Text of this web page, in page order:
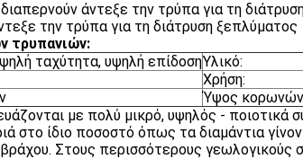
άντεξε την τρύπα για τη
την τρύπα για τη διάτρυση ξεπλύματος
τρυπανιών:
ταχύτητα, υψηλή επίδοσηΥλικό:
Χρήση:
Ύψος
με πολύ μικρό, υψηλός - ποιοτικά
στο ίδιο ποσοστό όπως τα διαμάντια
Στους περισσότερους γεωλογικούς